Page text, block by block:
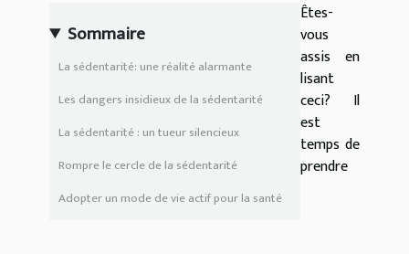
Sommaire
La sédentarité: une réalité alarmante
Les dangers insidieux de la sédentarité
La sédentarité : un tueur silencieux
Rompre le cercle de la sédentarité
Adopter un mode de vie actif pour la santé
Êtes-
vous
assis en
lisant
ceci? Il
est
temps de
prendre